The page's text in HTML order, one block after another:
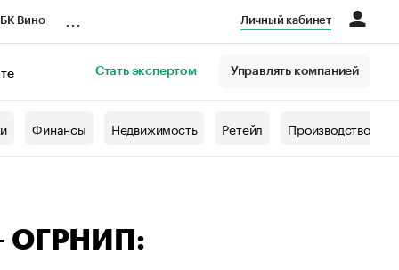
Вино Личный кабинет
Стать экспертом Управлять компанией
Финансы Недвижимость Ретейл Производство
ОГРНИП: